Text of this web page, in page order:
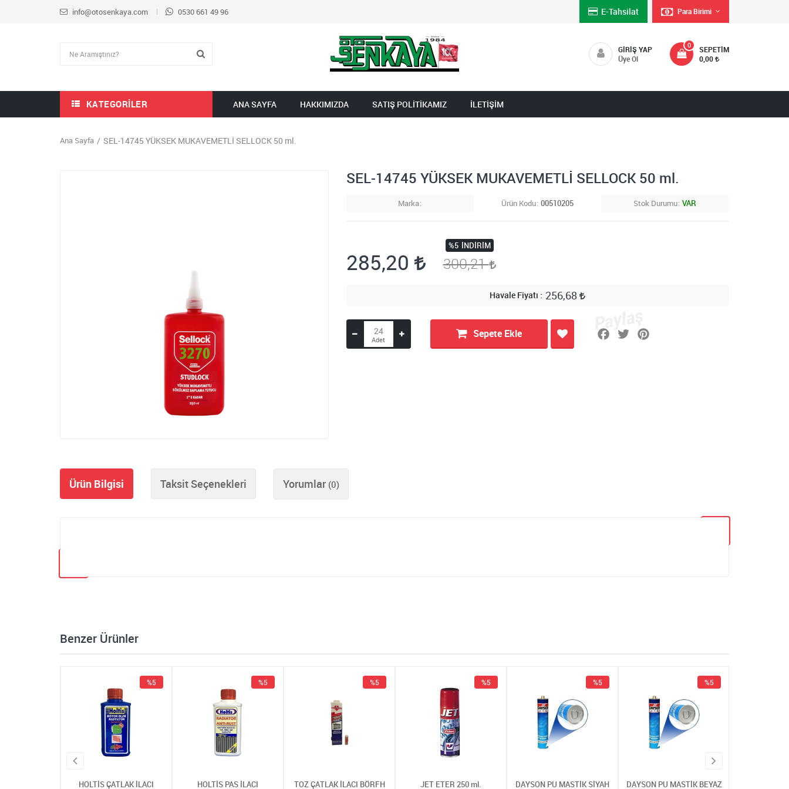
info@otosenkaya.com 0530 661 49 96 E-Tahsilat Para Birimi
SEPETIM
0
0,00
GIRIŞ YAP
Üye Ol
KATEGORILER ANA SAYFA HAKKIMIZDA SATIŞ POLİTİKAMIZ İLETİŞİM
Ana Sayfa SEL-14745 YÜKSEK MUKAVEMETLİ SELLOCK 50 ml.
SEL-14745 YÜKSEK MUKAVEMETLİ SELLOCK 50 ml.
Marka Ürün Kodu 00510205 Stok Durumu VAR
285,20
%5 İNDIRIM
300,21
Havale Fiyatı 256,68
Sepete Ekle
Ürün Bilgisi Taksit Seçenekleri Yorumlar (0)
Benzer Ürünler
HOLTİS ÇATLAK İLACI
%5
HOLTİS PAS İLACI
%5
TOZ ÇATLAK İLACI BÖRFH
%5
JET ETER 250 ml.
%5
DAYSON PU MASTİK SİYAH
%5
DAYSON PU MASTİK BEYAZ
%5